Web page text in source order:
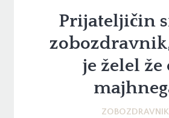
Prijateljičin
je želel že
ZOBOZDRAVNIK